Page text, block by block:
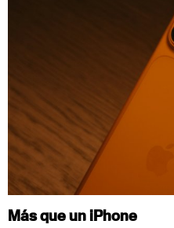
Más que un iPhone